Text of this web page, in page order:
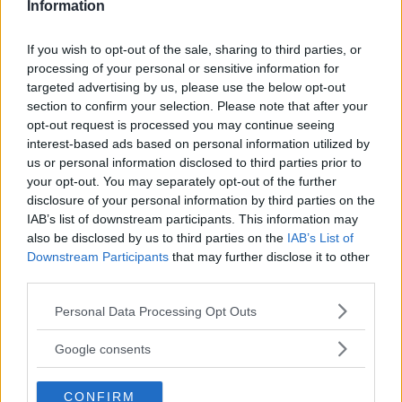
Information
If you wish to opt-out of the sale, sharing to third parties, or
processing of your personal or sensitive information for
targeted advertising by us, please use the below opt-out
section to confirm your selection. Please note that after your
opt-out request is processed you may continue seeing
interest-based ads based on personal information utilized by
us or personal information disclosed to third parties prior to
your opt-out. You may separately opt-out of the further
disclosure of your personal information by third parties on the
IAB’s list of downstream participants. This information may
also be disclosed by us to third parties on the IAB’s List of
Downstream Participants that may further disclose it to other
Please note that this website/app uses one or more Google
not limited to your visit or usage behaviour. You may click to
use your data for below specified purposes in below Google
Personal Data Processing Opt Outs
Google consents
CONFIRM
spelande längre.
Höst:När sommarens konserter lugnar ner sig, är det
dags att tänka på nästa år. Plantera fleråriga växter och
förbered lökar för vårens show. Höstblommande växter
som krysantemum ger trädgården en sista sprakande
föreställning innan vintern.
Vinter:
Även om det mesta i trädgården vilar, är det en
bra tid att planera för framtiden. Bläddra genom
inspiration. Det är även en tid för att skydda känsliga
växter med täckmaterial eller att flytta in krukor i ett
frostfritt utrymme.
Varje del av trädgården, från den mjuka mattan av gräs